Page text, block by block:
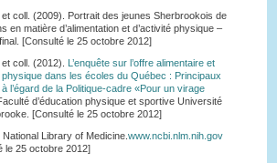
et coll. (2009). Portrait des jeunes Sherbrookois de
en matière d’alimentation et d’activité physique –
[Consulté le 25 octobre 2012]
coll. (2012). L’enquête sur l’offre alimentaire et
physique dans les écoles du Québec : Principaux
l’égard de la Politique-cadre «Pour un virage
d’éducation physique et sportive Université
[Consulté le 25 octobre 2012]
National Library of Medicine. www.ncbi.nlm.nih.gov
le 25 octobre 2012]